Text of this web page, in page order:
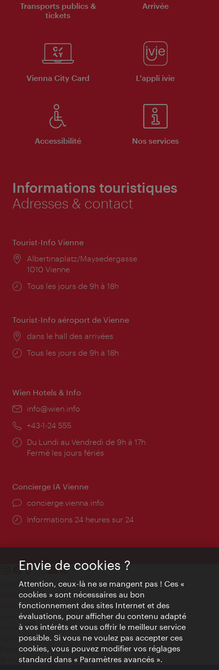
Transports publics &
tickets
Arrivée
Vienna City Card L'appli ivie
Accessibilité Nos services
Informations touristiques
Adresses & contact
Tourist-Info Vienne
Lieu:
Albertinaplatz/Maysedergasse
1010 Vienne
Horaires
Tous les jours de 9h à 18h
Tourist-Info aéroport de Vienne
Lieu:
dans le hall des arrivées
Horaires
Tous les jours de 9h à 18h
Wien Hotels & Info
E-
info@wien.info
Téléphone:
+43-1-24 555
Horaires
d'ouverture:
Du Lundi au Vendredi de 9h à 17h
Fermé les jours fériés
Concierge IA Vienne
Ort:
concierge.vienna.info
Öffnungszeiten:
Informations 24 heures sur 24
Contact
Mentions obligatoires
Charte sur le respect de la vie privée
Terms of Use
Accessibilité
Contact presse
Paramètres de cookies
© Copyright WienTourismus
Envie de cookies ?
Attention, ceux-là ne se mangent pas ! Ces «
cookies » sont nécessaires au bon
fonctionnement des sites Internet et des
évaluations, pour afficher du contenu adapté
à vos intérêts et vous offrir le meilleur service
possible. Si vous ne voulez pas accepter ces
cookies, vous pouvez modifier vos réglages
standard dans « Paramètres avancés ».